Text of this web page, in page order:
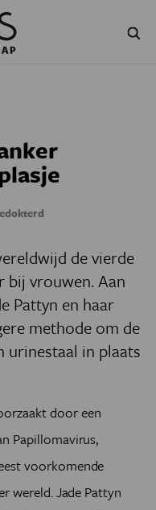
GESCHIEDENIS
AGENDAde vierde
bij vrouwen. Aan
Pattyn en haar
methode om de
urinestaal in plaats
door een
Papillomavirus,
voorkomende
wereld. Jade Pattyn